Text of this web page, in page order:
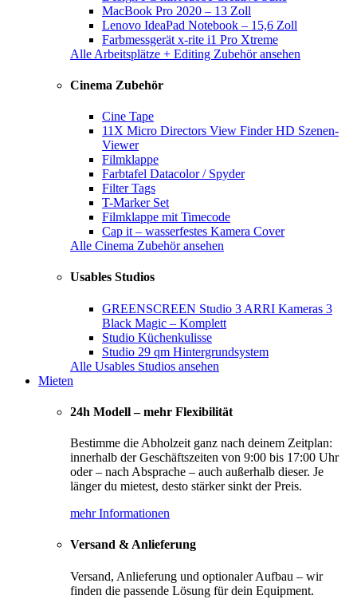
MacBook Pro 2020 – 13 Zoll
Lenovo IdeaPad Notebook – 15,6 Zoll
Farbmessgerät x-rite i1 Pro Xtreme
Alle Arbeitsplätze + Editing Zubehör ansehen
Cinema Zubehör
Cine Tape
11X Micro Directors View Finder HD Szenen-
Viewer
Filmklappe
Farbtafel Datacolor / Spyder
Filter Tags
T-Marker Set
Filmklappe mit Timecode
Cap it – wasserfestes Kamera Cover
Alle Cinema Zubehör ansehen
Usables Studios
GREENSCREEN Studio 3 ARRI Kameras 3
Black Magic – Komplett
Studio Küchenkulisse
Studio 29 qm Hintergrundsystem
Alle Usables Studios ansehen
Mieten
24h Modell – mehr Flexibilität
Bestimme die Abholzeit ganz nach deinem Zeitplan:
innerhalb der Geschäftszeiten von 9:00 bis 17:00 Uhr
oder – nach Absprache – auch außerhalb dieser. Je
länger du mietest, desto stärker sinkt der Preis.
mehr Informationen
Versand & Anlieferung
Versand, Anlieferung und optionaler Aufbau – wir
finden die passende Lösung für dein Equipment.